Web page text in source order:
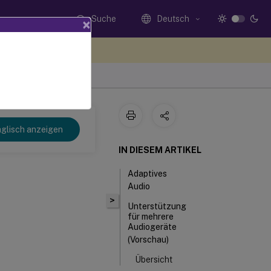
Suche Deutsch
anzeigen
>
IN DIESEM ARTIKEL
Adaptives
Audio
Unterstützung
für mehrere
Audiogeräte
(Vorschau)
Übersicht
×